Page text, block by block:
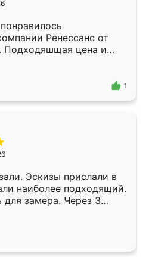
Ренессанс от
Подходяшщая цена и
Приехавший
Владислав
эскизу самый
1
Эскизы прислали в
наиболее подходящий.
для замера. Через 3
уже готова. Остались
Спасибо Ренессанс
работу!